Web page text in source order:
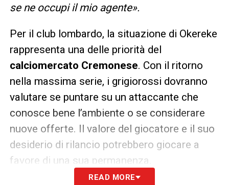
se ne occupi il mio agente».
Per il club lombardo, la situazione di Okereke
rappresenta una delle priorità del
calciomercato Cremonese. Con il ritorno
nella massima serie, i grigiorossi dovranno
valutare se puntare su un attaccante che
conosce bene l’ambiente o se considerare
nuove offerte. Il valore del giocatore e il suo
desiderio di rilancio potrebbero giocare a
favore di una sua permanenza.
READ MORE